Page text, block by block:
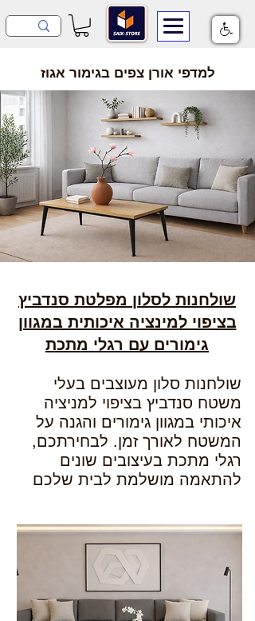
למדפי אורן צפים בגימור אגוז
שולחנות לסלון מפלטת סנדביץ
בציפוי למינציה איכותית במגוון
גימורים עם רגלי מתכת
שולחנות סלון מעוצבים בעלי
משטח סנדביץ בציפוי למניציה
איכותי במגוון גימורים והגנה על
המשטח לאורך זמן. לבחירתכם,
רגלי מתכת בעיצובים שונים
להתאמה מושלמת לבית שלכם